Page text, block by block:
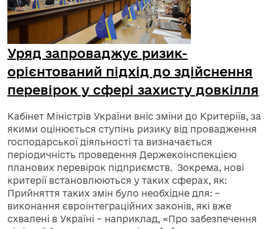
Уряд запроваджує ризик-
орієнтований підхід до здійснення
перевірок у сфері захисту довкілля
Кабінет Міністрів України вніс зміни до Критеріїв, за
якими оцінюється ступінь ризику від провадження
господарської діяльності та визначається
періодичність проведення Держекоінспекцією
планових перевірок підприємств. Зокрема, нові
критерії встановлюються у таких сферах, як:
Прийняття таких змін було необхідне для: –
виконання євроінтеграційних законів, які вже
схвалені в Україні – наприклад, «Про забезпечення